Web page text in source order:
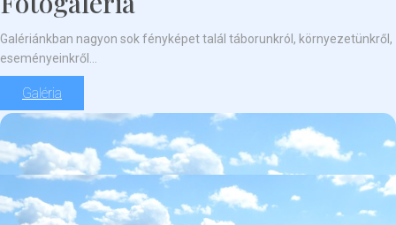
Galériánkban nagyon sok fényképet talál táborunkról, környezetünkről,
eseményeinkről...
Galéria